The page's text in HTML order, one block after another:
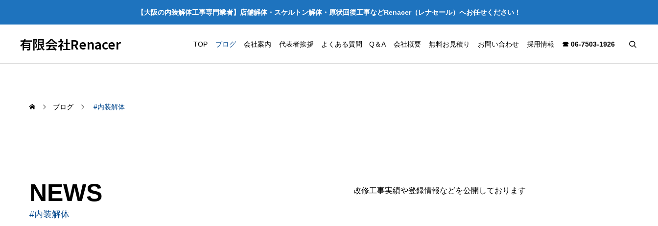
【大阪の内装解体工事専門業者】店舗解体・スケルトン解体・原状回復工事などRenacer（レナセール）へお任せください！
有限会社Renacer TOP ブログ 会社案内 代表者挨拶 よくある質問 Q＆A 会社概要 無料お見積り お問い合わせ 採用情報 ☎ 06-7503-1926
【施工事例】ほっかほっか亭 店舗
スケルトン解体・原状回復工事｜
ブログ #内装解体
NEWS
#内装解体
改修工事実績や登録情報などを公開しております